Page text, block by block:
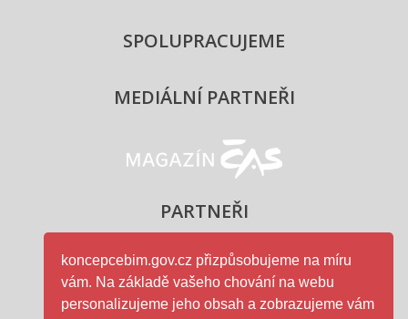
SPOLUPRACUJEME
MEDIÁLNÍ PARTNEŘI
Magazín ČAS - logo
PARTNEŘI
Ministerstvo průmyslu a
koncepcebim.gov.cz přizpůsobujeme na míru
vám. Na základě vašeho chování na webu
personalizujeme jeho obsah a zobrazujeme vám